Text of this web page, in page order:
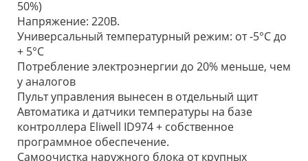
50%)
Напряжение: 220В.
Универсальный температурный режим: от -5°С до
+ 5°С
Потребление электроэнергии до 20% меньше, чем
у аналогов
Пульт управления вынесен в отдельный щит
Автоматика и датчики температуры на базе
контроллера Eliwell ID974 + собственное
программное обеспечение.
Самоочистка наружного блока от крупных